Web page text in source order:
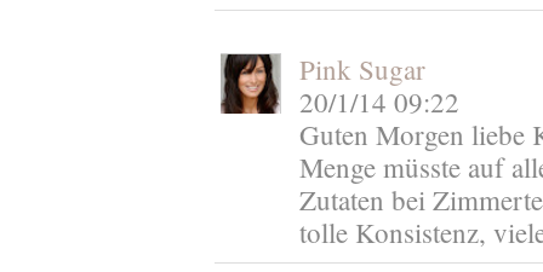
Pink Sugar
20/1/14 09:22
Guten Morgen liebe
Menge müsste auf
Zutaten bei
tolle Konsistenz,